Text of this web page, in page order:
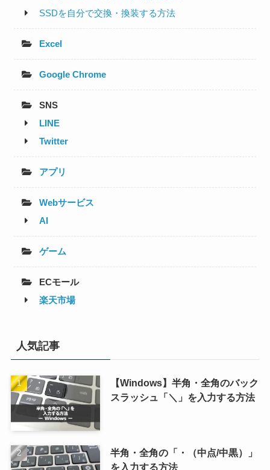
SSDを自分で交換・換装する方法
Excel
Google Chrome
SNS
LINE
Twitter
アプリ
Webサービス
AI
ゲーム
ECモール
楽天市場
人気記事
【Windows】半角・全角のバック
スラッシュ「＼」を入力する方法
半角・全角の「・（中点/中黒）」
を入力する方法